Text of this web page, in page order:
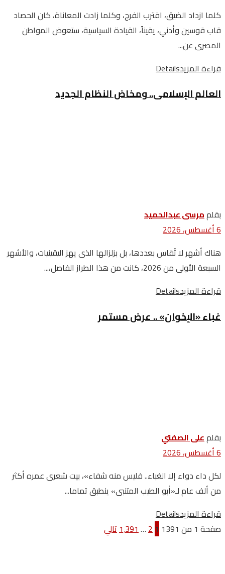
كلما ازداد الضيق، اقترب الفرج، وكلما زادت المعاناة، كان الحصاد
قاب قوسين وأدني، يقيناً، القيادة السياسية، ستعوض المواطن
المصرى عن...
قراءة المزيدDetails
العالم الإسلامى.. ومخاض النظام الجديد
بقلممرسى عبدالحميد
6 أغسطس، 2026
هناك أشهر لا تُقاس بعددها، بل بزلزالها الذى يهز اليقينيات، والأشهر
السبعة الأولى من 2026، كانت من هذا الطراز الفاصل،...
قراءة المزيدDetails
غباء «الإخوان» .. عرض مستمر
بقلمعلى الصفتي
6 أغسطس، 2026
لكل داء دواء إلا الغباء.. فليس منه شفاء»، بيت شعرى عمره أكثر
من ألف عام لـ«أبو الطيب المتنبى» ينطبق تماما...
قراءة المزيدDetails
صفحة 1 من 1391
1
2
…1٬391تالي